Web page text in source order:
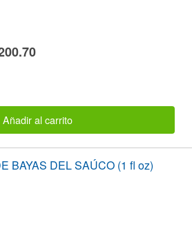
Añadir al carrito
BAYAS DEL SAÚCO (1 fl oz)